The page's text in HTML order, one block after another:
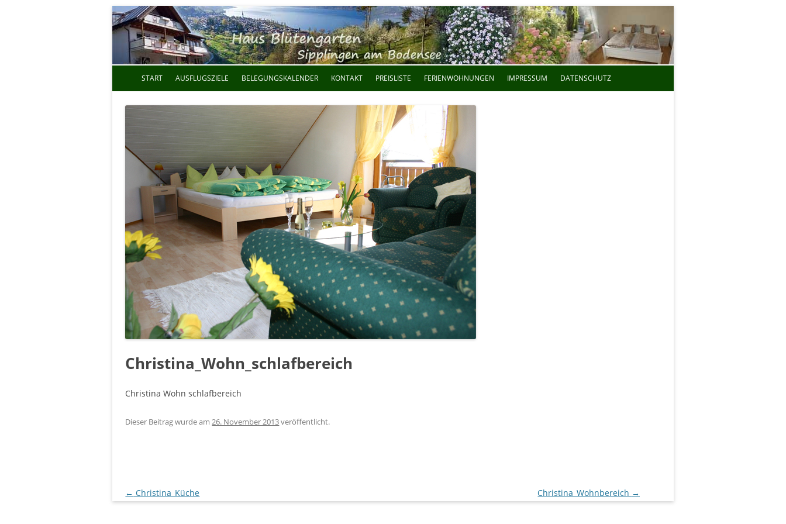
Zum Inhalt springen
START AUSFLUGSZIELE BELEGUNGSKALENDER KONTAKT PREISLISTE FERIENWOHNUNGEN IMPRESSUM DATENSCHUTZ
Christina_Wohn_schlafbereich
Christina Wohn schlafbereich
Dieser Beitrag wurdeam26. November 2013veröffentlicht.
Beitragsnavigation
← Christina_Küche Christina_Wohnbereich →